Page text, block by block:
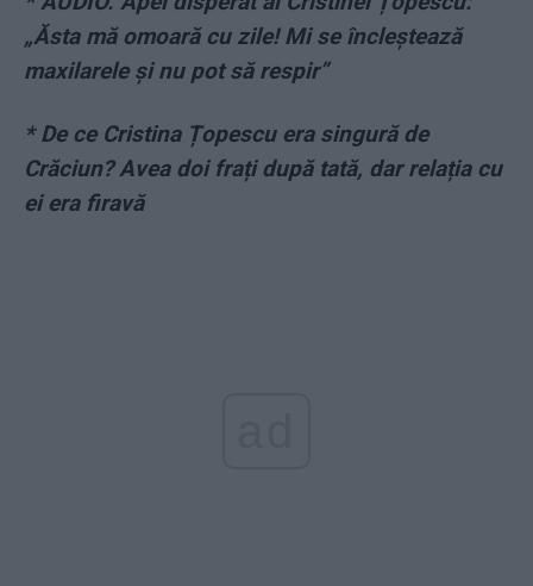
„Ăsta mă omoară cu zile! Mi se încleștează
maxilarele și nu pot să respir”
* De ce Cristina Țopescu era singură de
Crăciun? Avea doi frați după tată, dar relația cu
ei era firavă